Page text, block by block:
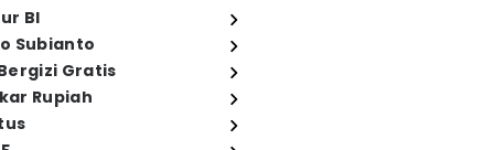
BI
Subianto
Gratis
Rupiah